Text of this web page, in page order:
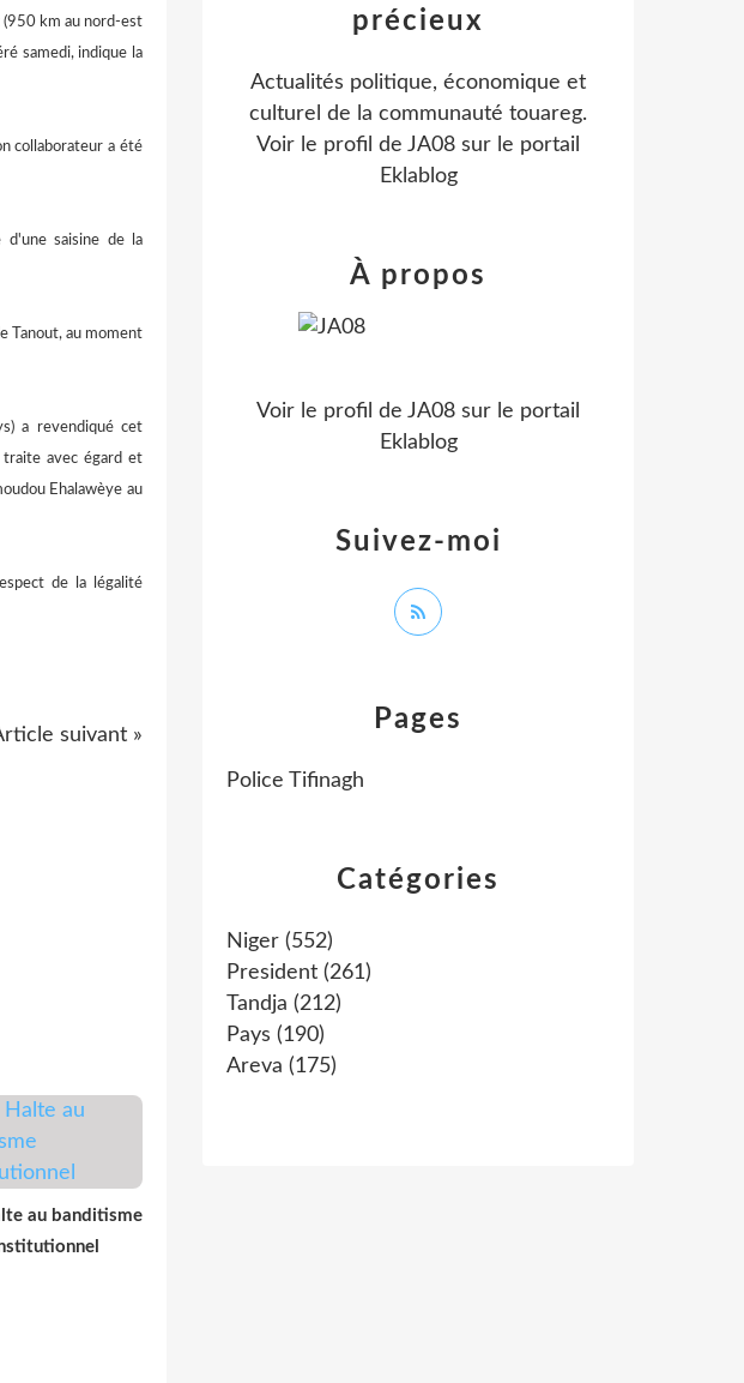
(950 km au nord-est
samedi, indique la
collaborateur a été
saisine de la
Tanout, au moment
a revendiqué cet
avec égard et
Ehalawèye au
de la légalité
suivant »
au banditisme
Catégories
Niger (552)
President (261)
Tandja (212)
Pays (190)
Areva (175)
Pages
Police Tifinagh
précieux
Actualités politique, économique et
culturel de la communauté touareg.
Voir le profil de JA08 sur le portail
Eklablog
Suivez-moi
À propos
Voir le profil de JA08 sur le portail
Eklablog